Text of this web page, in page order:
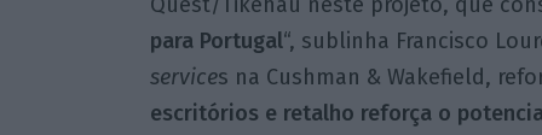
Quest/Tikehau neste projeto, que
para Portugal“, sublinha Francisco
services na Cushman & Wakefield,
escritórios e retalho reforça o